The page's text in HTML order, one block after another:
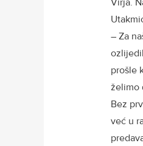
Virja.
– Za
prošle
želimo
Bez
već u